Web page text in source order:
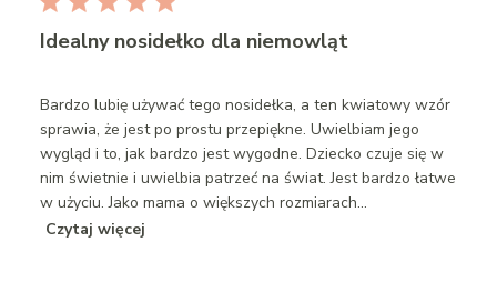
Idealny nosidełko dla niemowląt
Bardzo lubię używać tego nosidełka, a ten kwiatowy wzór
sprawia, że jest po prostu przepiękne. Uwielbiam jego
wygląd i to, jak bardzo jest wygodne. Dziecko czuje się w
nim świetnie i uwielbia patrzeć na świat. Jest bardzo łatwe
w użyciu. Jako mama o większych rozmiarach...
Czytaj więcej